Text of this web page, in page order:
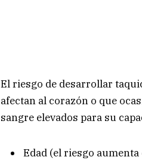
El riesgo de desarrollar
afectan al corazón o que
sangre elevados para su
Edad (el riesgo